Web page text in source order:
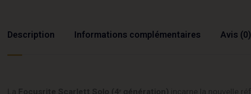
Description Informations complémentaires Avis (0)